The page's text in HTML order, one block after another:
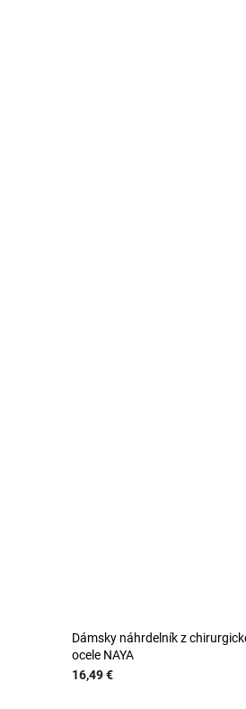
Dámsky náhrdelník z
ocele NAYA
16,49 €